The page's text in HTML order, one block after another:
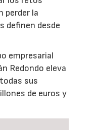
perder la
definen desde
empresarial
Redondo eleva
sus
de euros y